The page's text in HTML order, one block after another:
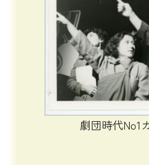
劇団時代No1